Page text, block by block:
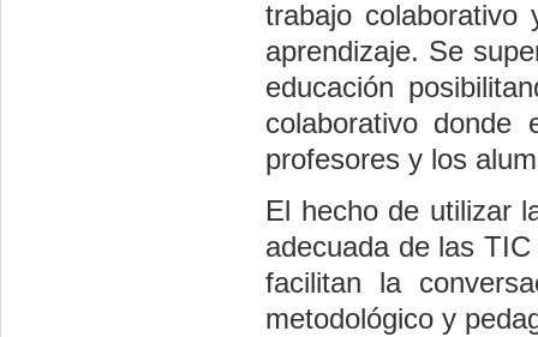
trabajo colaborativo
aprendizaje. Se
educación
colaborativo
profesores y los
El hecho de utilizar
adecuada de las
facilitan la
metodológico y